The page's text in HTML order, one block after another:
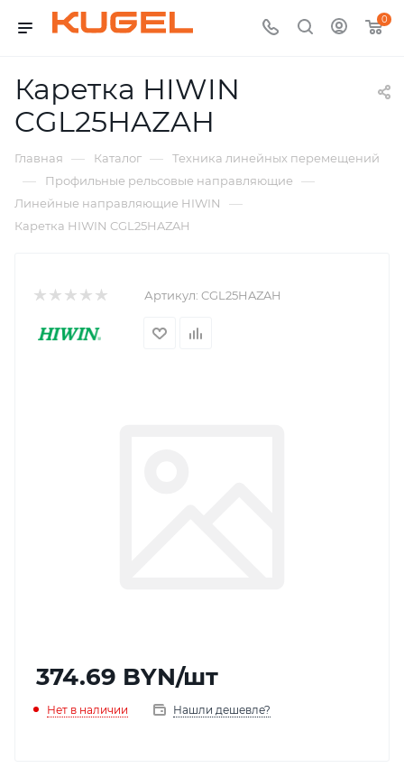
0
Каретка HIWIN
CGL25HAZAH
Главная — Каталог — Техника линейных перемещений
— Профильные рельсовые направляющие —
Линейные направляющие HIWIN —
Каретка HIWIN CGL25HAZAH
Артикул: CGL25HAZAH
374.69 BYN/шт
Нет в наличии Нашли дешевле?